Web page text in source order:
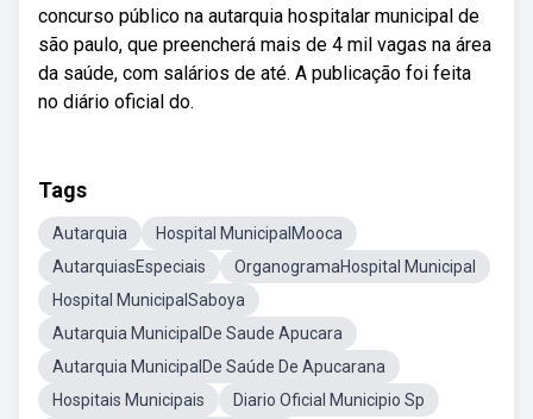
concurso público na autarquia hospitalar municipal de
são paulo, que preencherá mais de 4 mil vagas na área
da saúde, com salários de até. A publicação foi feita
no diário oficial do.
Tags
Autarquia
Hospital MunicipalMooca
AutarquiasEspeciais
OrganogramaHospital Municipal
Hospital MunicipalSaboya
Autarquia MunicipalDe Saude Apucara
Autarquia MunicipalDe Saúde De Apucarana
Hospitais Municipais
Diario Oficial Municipio Sp